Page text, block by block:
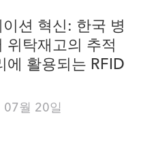
션 혁신: 한국 병
위탁재고의 추적
에 활용되는 RFID
월 20일